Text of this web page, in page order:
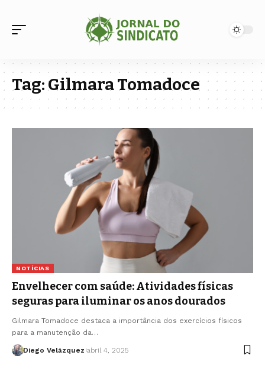
Tag:Gilmara Tomadoce
NOTÍCIAS
Envelhecer com saúde: Atividades físicas
seguras para iluminar os anos dourados
Gilmara Tomadoce destaca a importância dos exercícios físicos
para a manutenção da…
Diego Velázquez abril 4, 2025